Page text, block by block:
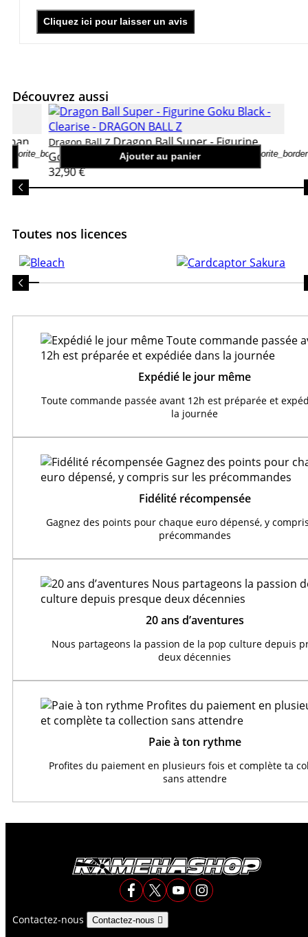
Cliquez ici pour laisser un avis
Découvrez aussi
favorite_border Ajouter au panier favorite_border
Dragon Ball ZDragon Ball Super - Figurine
Goku Black - Clearise
32,90 €
Toutes nos licences
Expédié le jour même
Toute commande passée avant 12h est préparée et
la journée
Fidélité récompensée
Gagnez des points pour chaque euro dépensé, y
précommandes
20 ans d’aventures
Nous partageons la passion de la pop culture depuis
deux décennies
Paie à ton rythme
Profites du paiement en plusieurs fois et complète ta
sans attendre
Contactez-nous Contactez-nous 